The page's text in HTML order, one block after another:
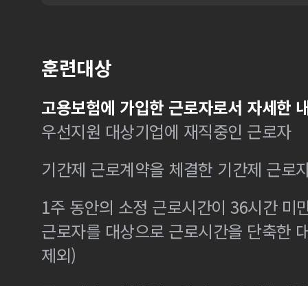
훈련대상
고용보험에 가입한 근로자로서 자세한
우선지원 대상기업에 재직중인 근로자
기간제 근로계약을 체결한 기간제 근로
1주 동안의 소정 근로시간이 36시간 미
근로자를 대상으로 근로시간을 단축한
제외)